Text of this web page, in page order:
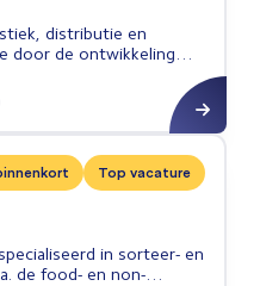
distributie en
door de ontwikkeling
Top vacature
in sorteer- en
de food- en non-